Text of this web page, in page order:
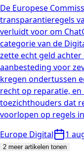
De Europese
transparantieregels
verluidt voor om
categorie van de
zette echt geld
aanbesteding voor
kregen ondertussen
recht op reparatie,
toezichthouders dat
voorlopen op regels
Europe Digital
1
2 meer artikelen tonen